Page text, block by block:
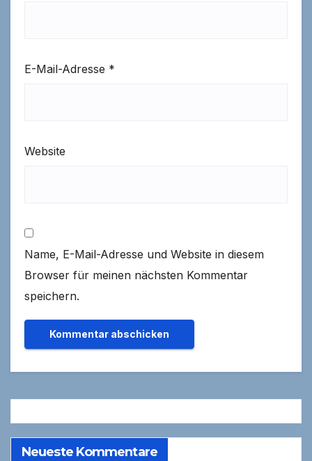
E-Mail-Adresse *
Website
Name, E-Mail-Adresse und Website in diesem
Browser für meinen nächsten Kommentar
speichern.
Neueste Kommentare